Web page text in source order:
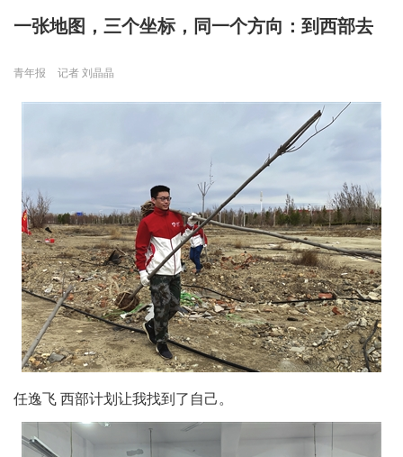
一张地图，三个坐标，同一个方向：到西部去
青年报 记者 刘晶晶
任逸飞 西部计划让我找到了自己。